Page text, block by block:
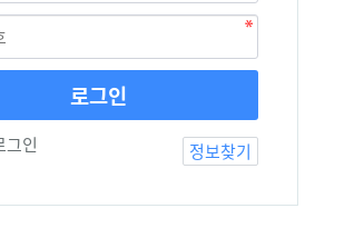
로그인
그인 정보찾기